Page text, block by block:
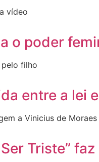
o poder
entre a lei
Triste”